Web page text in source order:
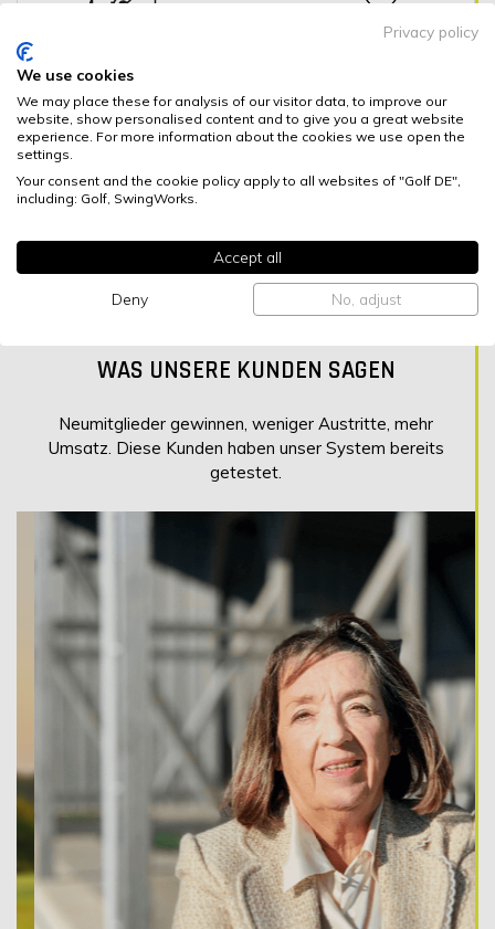
JETZT POTENZIAL AUSSCHÖPFEN
NOCH NICHT ÜBERZEUGT?
UNSERE KUNDEN SCHON!
WAS UNSERE KUNDEN SAGEN
Neumitglieder gewinnen, weniger Austritte, mehr
Umsatz. Diese Kunden haben unser System bereits
getestet.
Privacy policy
We use cookies
We may place these for analysis of our visitor data, to improve our
website, show personalised content and to give you a great website
experience. For more information about the cookies we use open the
settings.
Your consent and the cookie policy apply to all websites of "Golf DE",
including: Golf, SwingWorks.
Accept all
Deny No, adjust